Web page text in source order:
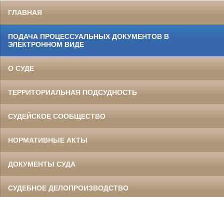
ГЛАВНАЯ
ПОДАЧА ПРОЦЕССУАЛЬНЫХ ДОКУМЕНТОВ В
ЭЛЕКТРОННОМ ВИДЕ
О СУДЕ
ТЕРРИТОРИАЛЬНАЯ ПОДСУДНОСТЬ
СУДЕЙСКОЕ СООБЩЕСТВО
НОРМАТИВНЫЕ АКТЫ
ДОКУМЕНТЫ СУДА
СУДЕБНОЕ ДЕЛОПРОИЗВОДСТВО